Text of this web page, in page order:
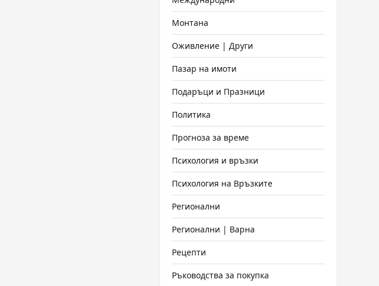
Монтана
Оживление | Други
Пазар на имоти
Подаръци и Празници
Политика
Прогноза за време
Психология и връзки
Психология на Връзките
Регионални
Регионални | Варна
Рецепти
Ръководства за покупка